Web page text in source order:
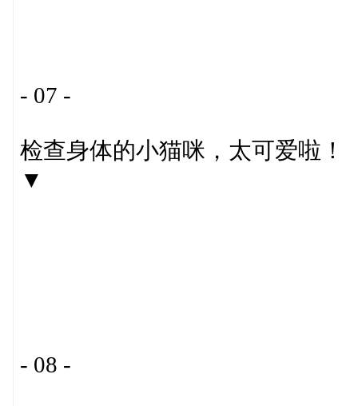
- 07 -
检查身体的小猫咪，太可爱啦！
▼
- 08 -